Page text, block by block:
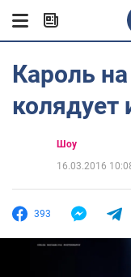
Кароль
колядует
Шоу
16.03.2016
393